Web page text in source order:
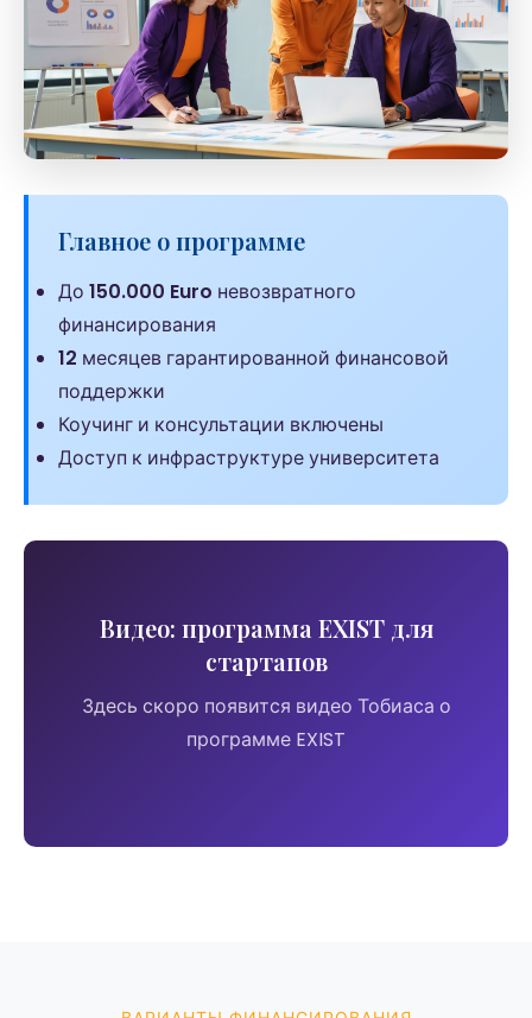
Главное о программе
До 150.000 Euro невозвратного
финансирования
12 месяцев гарантированной финансовой
поддержки
Коучинг и консультации включены
Доступ к инфраструктуре университета
Видео: программа EXIST для
стартапов
Здесь скоро появится видео Тобиаса о
программе EXIST